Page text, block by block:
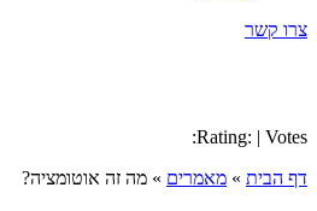
צרו קשר
Rating: | Votes:
דף הבית » מאמרים » מה זה אוטומציה?